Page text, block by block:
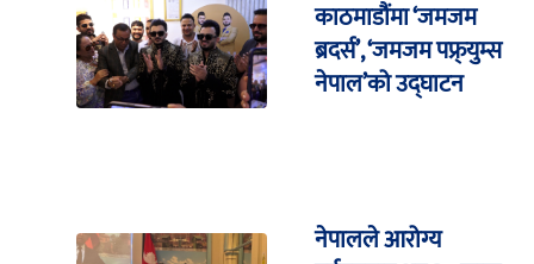
काठमाडौंमा ‘जमजम
ब्रदर्स’, ‘जमजम पफ्र्युम्स
नेपाल’को उद्घाटन
नेपालले आरोग्य